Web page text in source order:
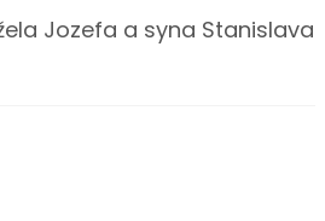
Jozefa a syna Stanislava